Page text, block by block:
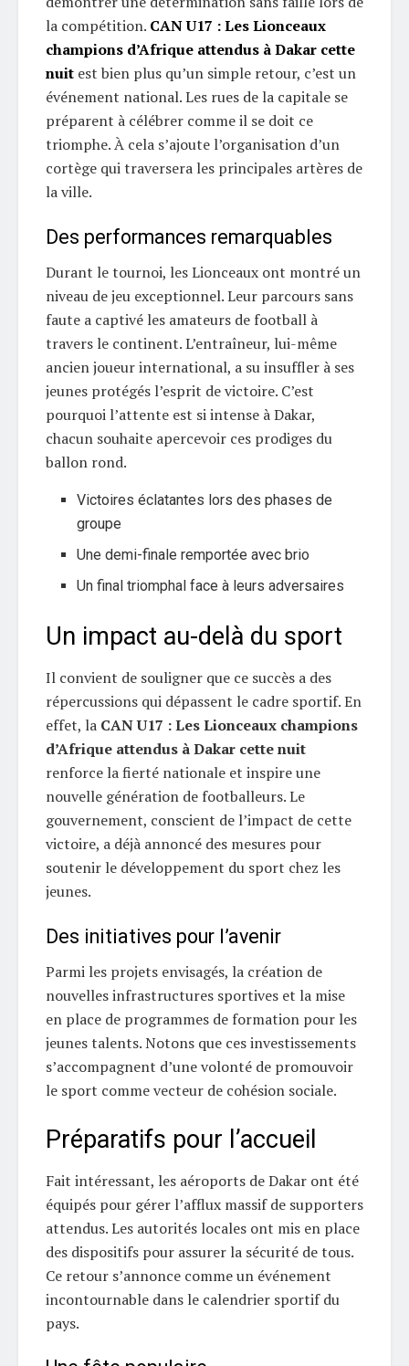
la compétition. CAN U17 : Les Lionceaux
champions d’Afrique attendus à Dakar cette
nuit est bien plus qu’un simple retour, c’est un
événement national. Les rues de la capitale se
préparent à célébrer comme il se doit ce
triomphe. À cela s’ajoute l’organisation d’un
cortège qui traversera les principales artères de
la ville.
Des performances remarquables
Durant le tournoi, les Lionceaux ont montré un
niveau de jeu exceptionnel. Leur parcours sans
faute a captivé les amateurs de football à
travers le continent. L’entraîneur, lui-même
ancien joueur international, a su insuffler à ses
jeunes protégés l’esprit de victoire. C’est
pourquoi l’attente est si intense à Dakar,
chacun souhaite apercevoir ces prodiges du
ballon rond.
Victoires éclatantes lors des phases de
groupe
Une demi-finale remportée avec brio
Un final triomphal face à leurs adversaires
Un impact au-delà du sport
Il convient de souligner que ce succès a des
répercussions qui dépassent le cadre sportif. En
effet, la CAN U17 : Les Lionceaux champions
d’Afrique attendus à Dakar cette nuit
renforce la fierté nationale et inspire une
nouvelle génération de footballeurs. Le
gouvernement, conscient de l’impact de cette
victoire, a déjà annoncé des mesures pour
soutenir le développement du sport chez les
jeunes.
Des initiatives pour l’avenir
Parmi les projets envisagés, la création de
nouvelles infrastructures sportives et la mise
en place de programmes de formation pour les
jeunes talents. Notons que ces investissements
s’accompagnent d’une volonté de promouvoir
le sport comme vecteur de cohésion sociale.
Préparatifs pour l’accueil
Fait intéressant, les aéroports de Dakar ont été
équipés pour gérer l’afflux massif de supporters
attendus. Les autorités locales ont mis en place
des dispositifs pour assurer la sécurité de tous.
Ce retour s’annonce comme un événement
incontournable dans le calendrier sportif du
pays.